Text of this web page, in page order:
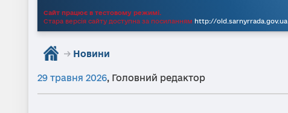
Сайт працює в тестовому режимі.
Стара версія сайту доступна за посиланням http://old.sarnyrrada.gov.ua
→ Новини
29 травня 2026, Головний редактор